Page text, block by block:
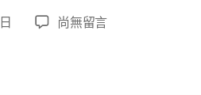
在
尚無留言